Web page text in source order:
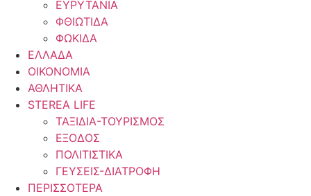
ΕΥΡΥΤΑΝΙΑ
ΦΘΙΩΤΙΔΑ
ΦΩΚΙΔΑ
ΕΛΛΑΔΑ
ΟΙΚΟΝΟΜΙΑ
ΑΘΛΗΤΙΚΑ
STEREA LIFE
ΤΑΞΙΔΙΑ-ΤΟΥΡΙΣΜΟΣ
ΕΞΟΔΟΣ
ΠΟΛΙΤΙΣΤΙΚΑ
ΓΕΥΣΕΙΣ-ΔΙΑΤΡΟΦΗ
ΠΕΡΙΣΣΟΤΕΡΑ